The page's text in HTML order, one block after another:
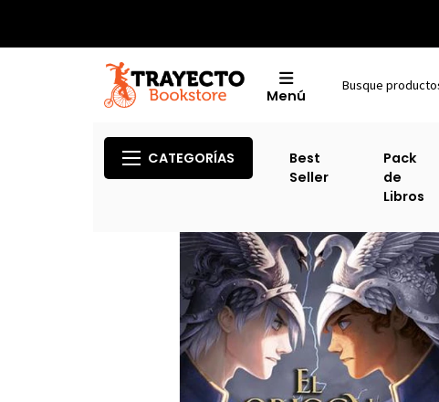
Menú
CATEGORÍAS
Best
Seller
Pack
de
Libros